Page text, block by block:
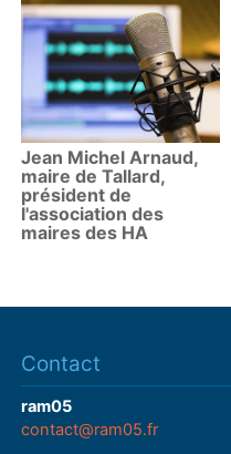
Jean Michel Arnaud,
maire de Tallard,
président de
l'association des
maires des HA
Contact
ram05
contact@ram05.fr